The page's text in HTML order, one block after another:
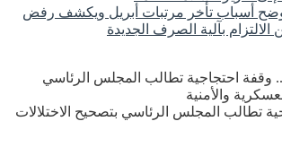
أسباب تأخر مرتبات أبريل ويكشف رفض
بآلية الصرف الجديدة
وقفة احتجاجية تطالب المجلس الرئاسي
والأمنية